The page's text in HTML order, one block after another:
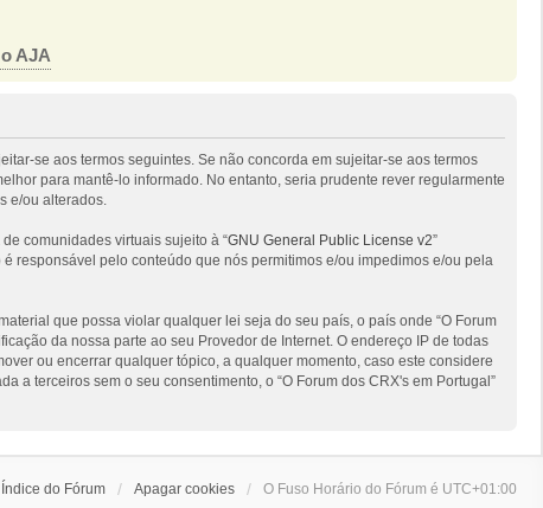
AJA
se aos termos seguintes. Se não concorda em sujeitar-se aos termos
para mantê-lo informado. No entanto, seria prudente rever regularmente
e/ou alterados.
de comunidades virtuais sujeito à “GNU General Public License v2”
responsável pelo conteúdo que nós permitimos e/ou impedimos e/ou pela
que possa violar qualquer lei seja do seu país, o país onde “O Forum
da nossa parte ao seu Provedor de Internet. O endereço IP de todas
ou encerrar qualquer tópico, a qualquer momento, caso este considere
a terceiros sem o seu consentimento, o “O Forum dos CRX's em Portugal”
Índice do Fórum Apagar cookies O Fuso Horário do Fórum é UTC+01:00